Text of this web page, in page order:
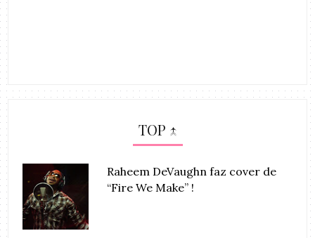
TOP ↑
Raheem DeVaughn faz cover de
“Fire We Make” !